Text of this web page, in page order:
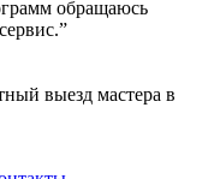
обращаюсь
выезд мастера в